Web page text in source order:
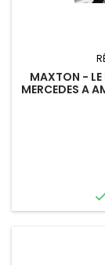
MAXTON - LE
MERCEDES A